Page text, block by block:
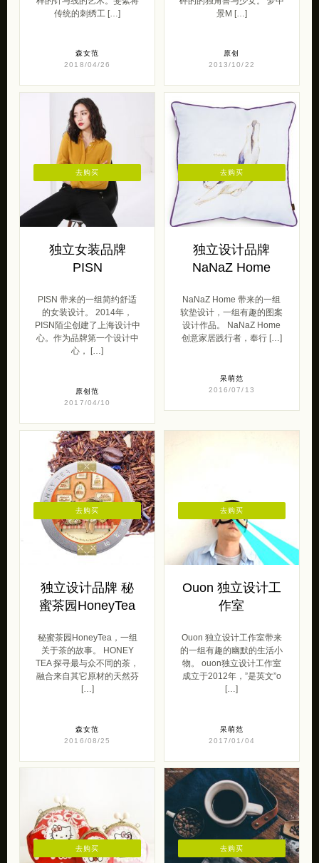
传统的刺绣工 […]
森女范
2018/04/26
景M […]
原创
2013/10/22
独立女装品牌
PISN
PISN 带来的一组简约舒适
的女装设计。 2014年，
PISN陌尘创建了上海设计中
心。作为品牌第一个设计中
心， […]
原创范
2017/04/10
去购买
独立设计品牌
NaNaZ Home
NaNaZ Home 带来的一组
软垫设计，一组有趣的图案
设计作品。 NaNaZ Home
创意家居践行者，奉行 […]
呆萌范
2016/07/13
去购买
独立设计品牌 秘
蜜茶园HoneyTea
秘蜜茶园HoneyTea，一组
关于茶的故事。 HONEY
TEA 探寻最与众不同的茶，
融合来自其它原材的天然芬
[…]
森女范
2016/08/25
去购买
Ouon 独立设计工
作室
Ouon 独立设计工作室带来
的一组有趣的幽默的生活小
物。 ouon独立设计工作室
成立于2012年，”是英文”o
[…]
呆萌范
2017/01/04
去购买
去购买 去购买